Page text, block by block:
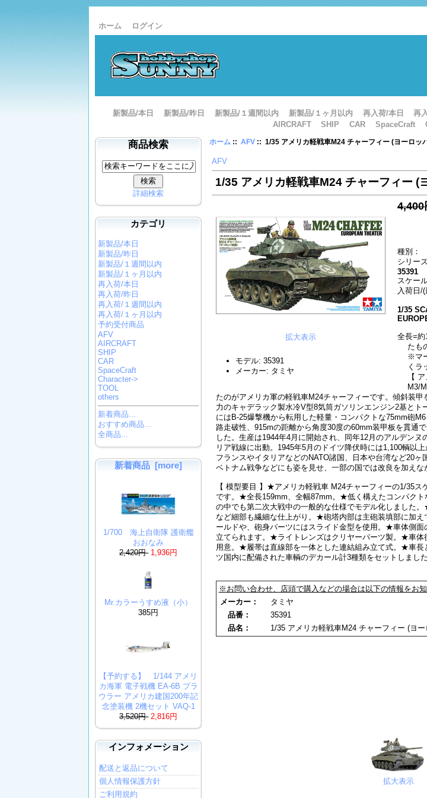
ホーム ログイン
新製品/本日 新製品/昨日 新製品/１週間以内 新製品/１ヶ月以内 再入荷/本日 再
AIRCRAFT
SHIP CAR SpaceCraft
商品検索
詳細検索
カテゴリ
新製品/本日
新製品/昨日
新製品/１週間以内
新製品/１ヶ月以内
再入荷/本日
再入荷/昨日
再入荷/１週間以内
再入荷/１ヶ月以内
予約受付商品
AFV
AIRCRAFT
SHIP
CAR
SpaceCraft
Character->
TOOL
others
新着商品...
おすすめ商品...
全商品...
新着商品 [more]
1/700 海上自衛隊 護衛艦
おおなみ
2,420円 1,936円
Mr.カラーうすめ液（小）
385円
【予約する】 1/144 アメリ
カ海軍 電子戦機 EA-6B プラ
ウラー アメリカ建国200年記
念塗装機 2機セット VAQ-1
3,520円 2,816円
インフォメーション
配送と返品について
個人情報保護方針
ご利用規約
ホーム ::AFV :: 1/35 アメリカ軽戦車M24 チャーフィー (ヨーロッ
AFV
1/35 アメリカ軽戦車M24 チャーフィー (
拡大表示
モデル: 35391
メーカー: タミヤ
種別：
シリー
35391
スケ
入荷日
1/35
全長=
たも
※マ
くラ
【
M3/
たのがアメリカ軍の軽戦車M24チャーフィーです。傾斜装
力のキャデラック製水冷V型8気筒ガソリンエンジン2基と
にはB-25爆撃機から転用した軽量・コンパクトな75mm砲
路走破性、915mの距離から角度30度の60mm装甲板を貫通
した。生産は1944年4月に開始され、同年12月のアルデン
リア戦線に出動。1945年5月のドイツ降伏時には1,100輌以
フランスやイタリアなどのNATO諸国、日本や台湾など20ヶ
ベトナム戦争などにも姿を見せ、一部の国では改良を加えな
【 模型要目 】★アメリカ軽戦車 M24チャーフィーの1/35ス
です。★全長159mm、全幅87mm。★低く構えたコンパクト
の中でも第二次大戦中の一般的な仕様でモデル化しました
など細部も繊細な仕上がり。★砲塔内部は主砲装填部に加
ールドや、砲身パーツにはスライド金型を使用。★車体側
立てられます。★ライトレンズはクリヤーパーツ製。★車体
用意。★履帯は直線部を一体とした連結組み立て式。★車長
ツ国内に配備された車輌のデカール計3種類をセットしました
※お問い合わせ、店頭で購入などの場合は以下の情報をお知
メーカー：
タミヤ
品番：
35391
品名：
1/35 アメリカ軽戦車M24 チャーフィー (ヨ
拡大表示